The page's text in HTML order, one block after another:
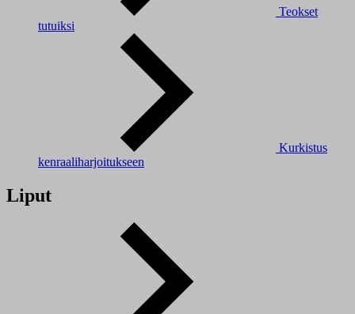
Teokset
tutuiksi
Kurkistus
kenraaliharjoitukseen
Liput